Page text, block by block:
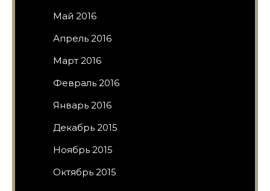
Май 2016
Апрель 2016
Март 2016
Февраль 2016
Январь 2016
Декабрь 2015
Ноябрь 2015
Октябрь 2015